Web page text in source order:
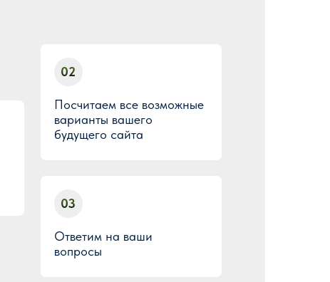
Посчитаем все возможные
варианты вашего
будущего сайта
02
Ответим на ваши
вопросы
03